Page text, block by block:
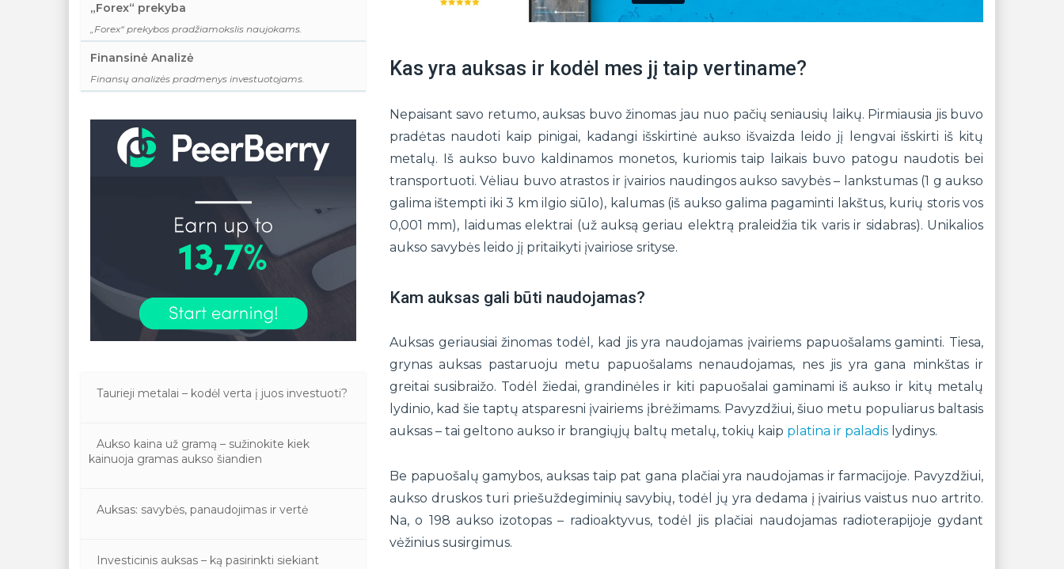
Kas yra auksas ir kodėl mes jį taip vertiname?
Nepaisant savo retumo, auksas buvo žinomas jau nuo pačių seniausių laikų. Pirmiausia jis buvo
pradėtas naudoti kaip pinigai, kadangi išskirtinė aukso išvaizda leido jį lengvai išskirti iš kitų
metalų. Iš aukso buvo kaldinamos monetos, kuriomis taip laikais buvo patogu naudotis bei
transportuoti. Vėliau buvo atrastos ir įvairios naudingos aukso savybės – lankstumas (1 g aukso
galima ištempti iki 3 km ilgio siūlo), kalumas (iš aukso galima pagaminti lakštus, kurių storis vos
0,001 mm), laidumas elektrai (už auksą geriau elektrą praleidžia tik varis ir sidabras). Unikalios
aukso savybės leido jį pritaikyti įvairiose srityse.
Kam auksas gali būti naudojamas?
Auksas geriausiai žinomas todėl, kad jis yra naudojamas įvairiems papuošalams gaminti. Tiesa,
grynas auksas pastaruoju metu papuošalams nenaudojamas, nes jis yra gana minkštas ir
greitai susibraižo. Todėl žiedai, grandinėles ir kiti papuošalai gaminami iš aukso ir kitų metalų
lydinio, kad šie taptų atsparesni įvairiems įbrėžimams. Pavyzdžiui, šiuo metu populiarus baltasis
auksas – tai geltono aukso ir brangiųjų baltų metalų, tokių kaip platina ir paladis lydinys.
Be papuošalų gamybos, auksas taip pat gana plačiai yra naudojamas ir farmacijoje. Pavyzdžiui,
aukso druskos turi priešuždegiminių savybių, todėl jų yra dedama į įvairius vaistus nuo artrito.
Na, o 198 aukso izotopas – radioaktyvus, todėl jis plačiai naudojamas radioterapijoje gydant
vėžinius susirgimus.
„Forex“ prekyba
„Forex“ prekybos pradžiamokslis naujokams.
Finansinė Analizė
Finansų analizės pradmenys investuotojams.
Taurieji metalai – kodėl verta į juos investuoti?
Aukso kaina už gramą – sužinokite kiek
kainuoja gramas aukso šiandien
Auksas: savybės, panaudojimas ir vertė
Investicinis auksas – ką pasirinkti siekiant